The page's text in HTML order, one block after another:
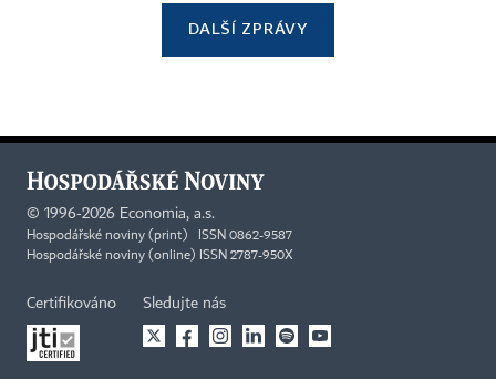
DALŠÍ ZPRÁVY
© 1996-2026 Economia, a.s.
Hospodářské noviny (print) ISSN 0862-9587
Hospodářské noviny (online) ISSN 2787-950X
Certifikováno Sledujte nás